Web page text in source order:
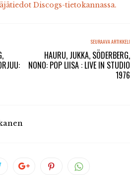
Discogs-tietokannassa.
SEURAAVA ARTIKKELI
HAURU, JUKKA, SÖDERBERG,
NONO: POP LIISA : LIVE IN STUDIO
1976